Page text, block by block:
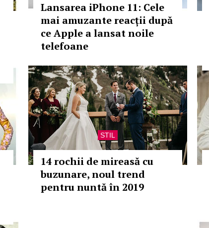
Lansarea iPhone 11: Cele
mai amuzante reacții după
ce Apple a lansat noile
telefoane
STIL
14 rochii de mireasă cu
buzunare, noul trend
pentru nuntă în 2019